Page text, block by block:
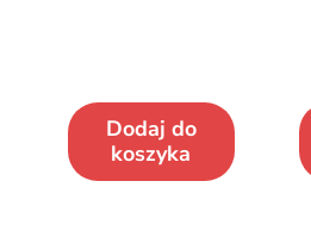
Dodaj do
koszyka